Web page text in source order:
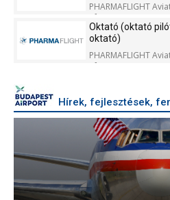
PHARMAFLIGHT
Kft.
Oktató (oktató
oktató)
PHARMAFLIGHT
Kft.
Hírek, fejlesztések,